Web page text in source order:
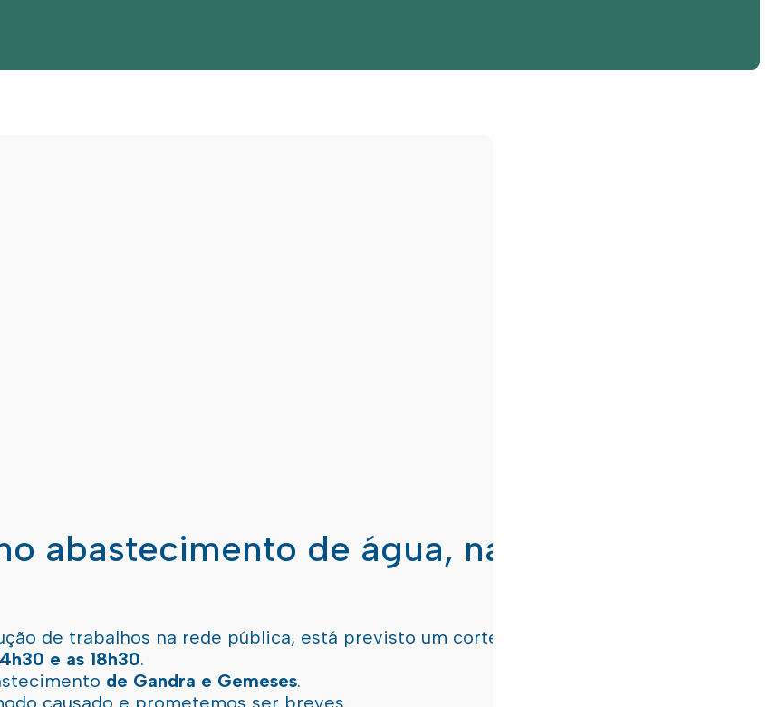
abastecimento de água, nas freguesias de
de trabalhos na rede pública, está previsto um corte de água
e as 18h30.
de Gandra e Gemeses.
causado e prometemos ser breves.